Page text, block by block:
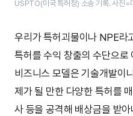
USPTO(미국 특허청) 소송 기록. 사진=
우리가 특허괴물이나 NPE라
특허를 수익 창출의 수단으로
비즈니스 모델은 기술개발이
제가 될 만한 다양한 특허를
사 등을 공격해 배상금을 받